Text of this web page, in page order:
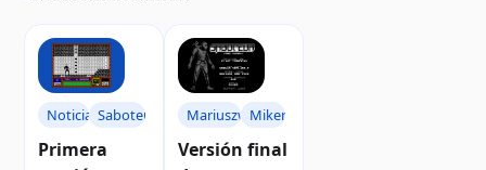
NoticiasSaboteur
Primera
Mariuszw Miker
Versión final